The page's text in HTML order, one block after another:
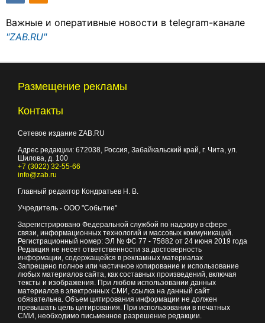
Важные и оперативные новости в telegram-канале
"ZAB.RU"
Размещение рекламы
Контакты
Сетевое издание ZAB.RU
Адрес редакции: 672038 , Россия, Забайкальский край, г. Чита ул.
Шилова, д. 100
+7 (3022) 32-55-66
info@zab.ru
Главный редактор Кондратьев Н. В.
Учредитель - ООО "Событие"
Зарегистрировано Федеральной службой по надзору в сфере
связи, информационных технологий и массовых коммуникаций.
Регистрационный номер: ЭЛ № ФС 77 - 75882 от 24 июня 2019 года
Редакция не несет ответственности за достоверность
информации, содержащейся в рекламных материалах
Запрещено полное или частичное копирование и использование
любых материалов сайта, как составных произведений, включая
тексты и изображения. При любом использовании данных
материалов в электронных СМИ, ссылка на данный сайт
обязательна. Объем цитирования информации не должен
превышать цель цитирования. При использовании в печатных
СМИ, необходимо письменное разрешение редакции.